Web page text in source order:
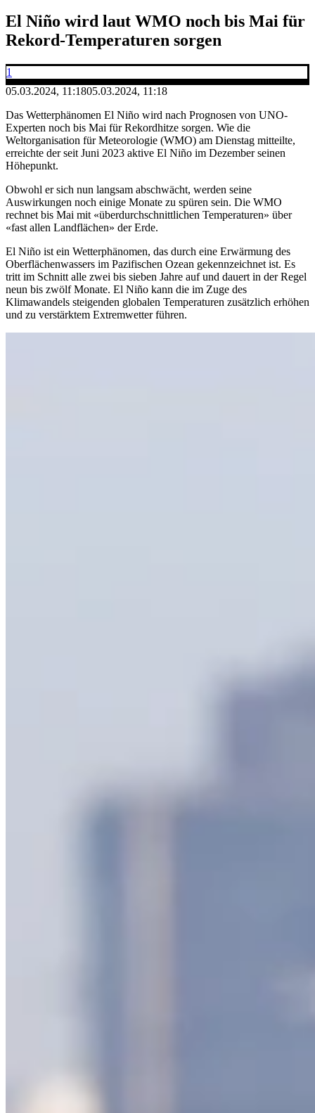
El Niño wird laut WMO noch bis Mai für
Rekord-Temperaturen sorgen
1
05.03.2024, 11:1805.03.2024, 11:18
Das Wetterphänomen El Niño wird nach Prognosen von UNO-
Experten noch bis Mai für Rekordhitze sorgen. Wie die
Weltorganisation für Meteorologie (WMO) am Dienstag mitteilte,
erreichte der seit Juni 2023 aktive El Niño im Dezember seinen
Höhepunkt.
Obwohl er sich nun langsam abschwächt, werden seine
Auswirkungen noch einige Monate zu spüren sein. Die WMO
rechnet bis Mai mit «überdurchschnittlichen Temperaturen» über
«fast allen Landflächen» der Erde.
El Niño ist ein Wetterphänomen, das durch eine Erwärmung des
Oberflächenwassers im Pazifischen Ozean gekennzeichnet ist. Es
tritt im Schnitt alle zwei bis sieben Jahre auf und dauert in der Regel
neun bis zwölf Monate. El Niño kann die im Zuge des
Klimawandels steigenden globalen Temperaturen zusätzlich erhöhen
und zu verstärktem Extremwetter führen.